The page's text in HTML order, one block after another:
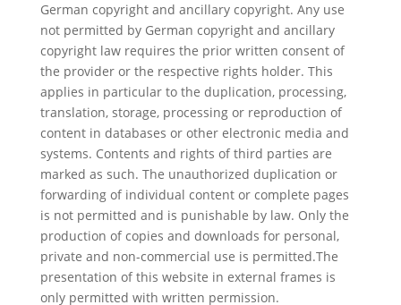
German copyright and ancillary copyright. Any use
not permitted by German copyright and ancillary
copyright law requires the prior written consent of
the provider or the respective rights holder. This
applies in particular to the duplication, processing,
translation, storage, processing or reproduction of
content in databases or other electronic media and
systems. Contents and rights of third parties are
marked as such. The unauthorized duplication or
forwarding of individual content or complete pages
is not permitted and is punishable by law. Only the
production of copies and downloads for personal,
private and non-commercial use is permitted.The
presentation of this website in external frames is
only permitted with written permission.